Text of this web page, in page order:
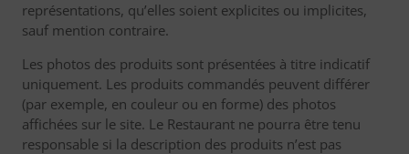
représentations, qu’elles soient explicites ou implicites,
sauf mention contraire.
Les photos des produits sont présentées à titre indicatif
uniquement. Les produits commandés peuvent différer
(par exemple, en couleur ou en forme) des photos
affichées sur le site. Le Restaurant ne pourra être tenu
responsable si la description des produits n’est pas